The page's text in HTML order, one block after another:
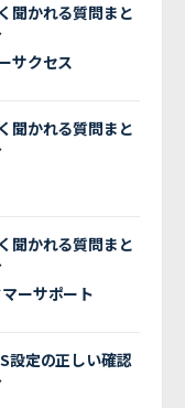
聞かれる質問まと
サクセス
聞かれる質問まと
聞かれる質問まと
ーサポート
設定の正しい確認